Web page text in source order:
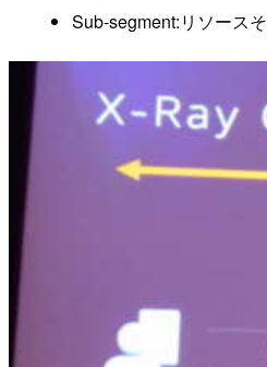
Sub-segment:リソース